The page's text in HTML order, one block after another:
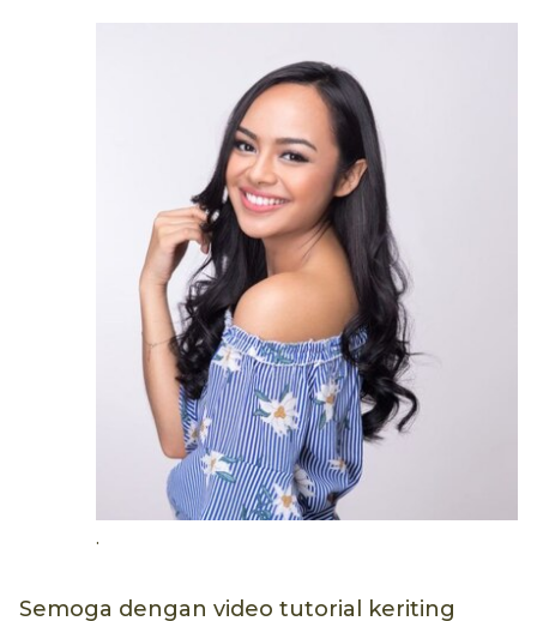
.
Semoga dengan video tutorial keriting